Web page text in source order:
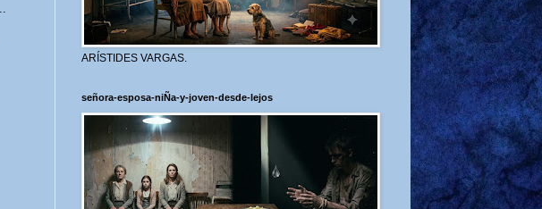
ARÍSTIDES VARGAS.
señora-esposa-niÑa-y-joven-desde-lejos